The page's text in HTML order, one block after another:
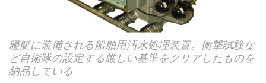
艦艇に装備される船舶用汚水処理装置。衝撃試験な
ど自衛隊の設定する厳しい基準をクリアしたものを
納品している